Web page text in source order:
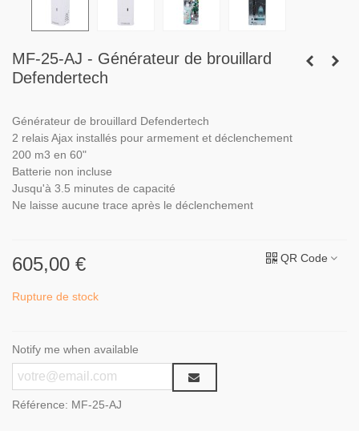
MF-25-AJ - Générateur de brouillard
Defendertech
Générateur de brouillard Defendertech
2 relais Ajax installés pour armement et déclenchement
200 m3 en 60"
Batterie non incluse
Jusqu'à 3.5 minutes de capacité
Ne laisse aucune trace après le déclenchement
605,00 € QR Code
Rupture de stock
Notify me when available
Référence: MF-25-AJ